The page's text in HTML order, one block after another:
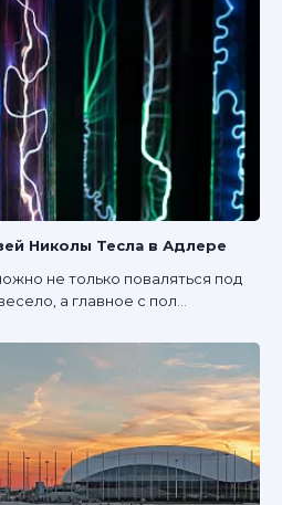
Николы Тесла в Адлере
не только поваляться под
а главное с пол...